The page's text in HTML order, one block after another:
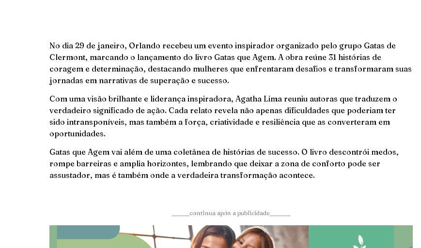
No dia 29 de janeiro, Orlando recebeu um evento inspirador organizado pelo grupo Gatas de
Clermont, marcando o lançamento do livro Gatas que Agem. A obra reúne 31 histórias de
coragem e determinação, destacando mulheres que enfrentaram desafios e transformaram suas
jornadas em narrativas de superação e sucesso.
Com uma visão brilhante e liderança inspiradora, Agatha Lima reuniu autoras que traduzem o
verdadeiro significado de ação. Cada relato revela não apenas dificuldades que poderiam ter
sido intransponíveis, mas também a força, criatividade e resiliência que as converteram em
oportunidades.
Gatas que Agem vai além de uma coletânea de histórias de sucesso. O livro descontrói medos,
rompe barreiras e amplia horizontes, lembrando que deixar a zona de conforto pode ser
assustador, mas é também onde a verdadeira transformação acontece.
______continua após a publicidade_______